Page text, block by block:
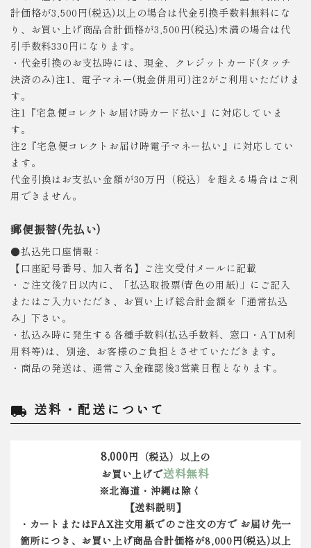
計価格が3,500円(税込)以上の場合は代金引換手数料無料にな
り、お買い上げ商品合計価格が3,500円(税込)未満の場合は代
引手数料330円になります。
・代金引換のお支払時には、現金、クレジットカード(タッチ
決済のみ)注1、電子マネー(現金併用可)注2がご利用いただけま
す。
注1『宅急便コレクトお届け時カード払い』に対応していま
す。
注2『宅急便コレクトお届け時電子マネー払い』に対応してい
ます。
代金引換はお支払い金額が30万円（税込）を超える場合はご利
用できません。
郵便振替(先払い)
●払込先口座情報：
【口座記号番号、加入者名】ご注文受付メールに記載
・ご注文後7日以内に、「払込取扱票(青色の用紙)」にご記入
またはご入力いただき、お買い上げ総合計金額を「通常払込
み」下さい。
・払込み時に発生する各種手数料(払込手数料、窓口・ATM利
用料等)は、別途、お客様のご負担とさせていただきます。
・商品の発送は、通常ご入金確認後3営業日程となります。
local_shipping 送料・配送について
8,000円（税込）以上の
お買い上げで送料無料
※北海道・沖縄は除く
【送料説明】
・カートまたはFAX注文用紙でのご注文の方で お届け先一
箇所につき、お買い上げ商品合計価格が8,000円(税込)以上